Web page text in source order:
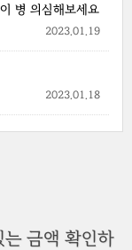
병 의심해보세요
2023.01.19
2023.01.18
는 금액 확인하